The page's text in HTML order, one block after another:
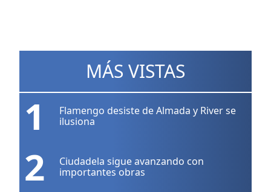
MÁS VISTAS
1
Flamengo desiste de Almada y River se
ilusiona
2
Ciudadela sigue avanzando con
importantes obras